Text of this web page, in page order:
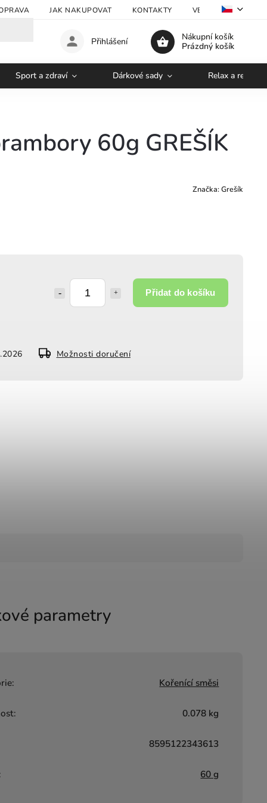
JAK NAKUPOVAT KONTAKTY VELKOOBCHOD
Nákupní košík
Prázdný košík
Přihlášení
Sport a zdraví Dárkové sady Relax a
Přidat do košíku
Možnosti doručení
60g GREŠÍK
Značka:Grešík
parametry
: Kořenící směsi
: 0.078 kg
8595122343613
: 60 g